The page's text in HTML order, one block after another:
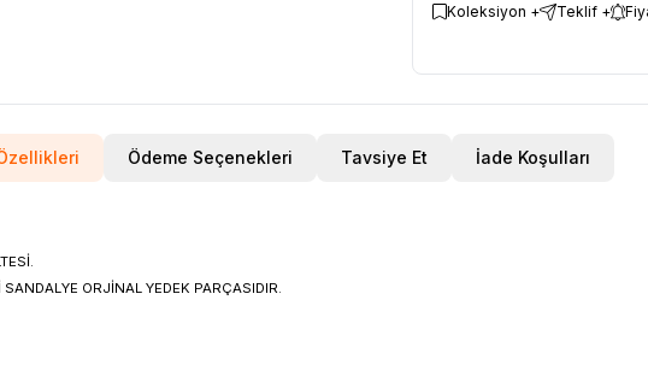
Koleksiyon + Teklif +
Ödeme Seçenekleri Tavsiye Et İade Koşulları
ORJİNAL YEDEK PARÇASIDIR.